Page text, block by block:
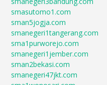
smasutomo1.com
sman5jogja.com
smanegeri1tangerang.com
sma1purworejo.com
smanegeri1jember.com
sman2bekasi.com
smanegeri47jkt.com